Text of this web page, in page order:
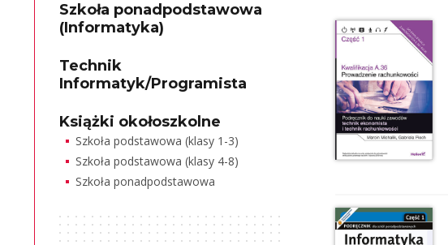
Szkoła ponadpodstawowa
(Informatyka)
Technik
Informatyk/Programista
Książki okołoszkolne
Szkoła podstawowa (klasy 1-3)
Szkoła podstawowa (klasy 4-8)
Szkoła ponadpodstawowa